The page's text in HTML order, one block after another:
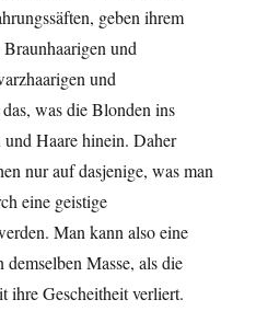
geben ihrem
und
und
was die Blonden ins
Haare hinein. Daher
nur auf dasjenige, was man
eine geistige
Man kann also eine
Masse, als die
ihre Gescheitheit verliert.